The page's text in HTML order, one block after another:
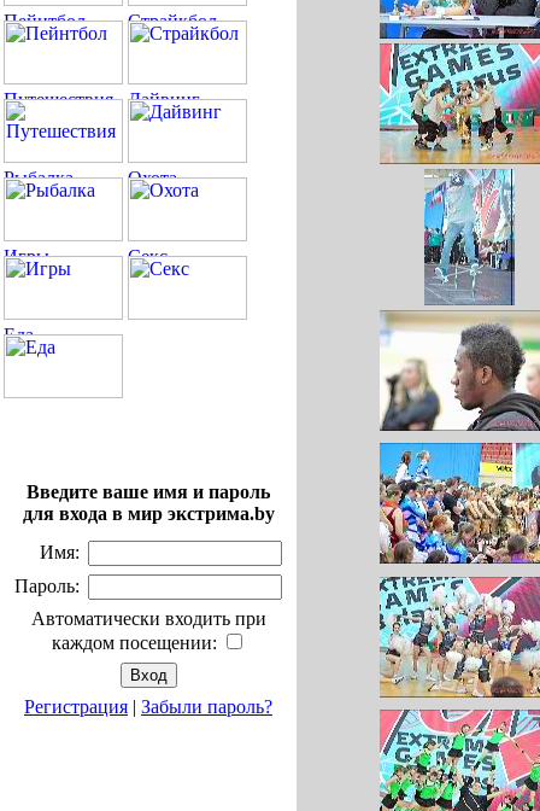
Введите ваше имя и пароль
для входа в мир экстрима.by
Имя:
Пароль:
Автоматически входить при
каждом посещении:
Регистрация | Забыли пароль?